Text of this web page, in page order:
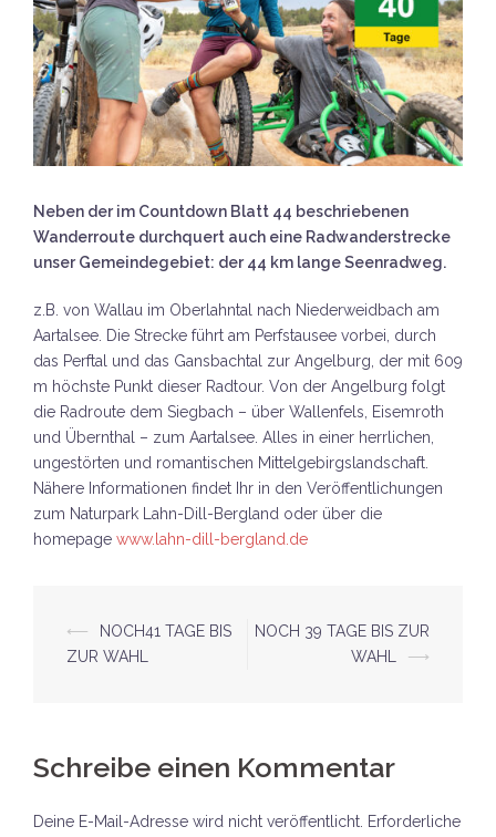
Neben der im Countdown Blatt 44 beschriebenen
Wanderroute durchquert auch eine Radwanderstrecke
unser Gemeindegebiet: der 44 km lange Seenradweg.
z.B. von Wallau im Oberlahntal nach Niederweidbach am
Aartalsee. Die Strecke führt am Perfstausee vorbei, durch
das Perftal und das Gansbachtal zur Angelburg, der mit 609
m höchste Punkt dieser Radtour. Von der Angelburg folgt
die Radroute dem Siegbach – über Wallenfels, Eisemroth
und Übernthal – zum Aartalsee. Alles in einer herrlichen,
ungestörten und romantischen Mittelgebirgslandschaft.
Nähere Informationen findet Ihr in den Veröffentlichungen
zum Naturpark Lahn-Dill-Bergland oder über die
homepage www.lahn-dill-bergland.de
Beitrags-
Navigation
⟵
NOCH41 TAGE BIS
ZUR WAHL
NOCH 39 TAGE BIS ZUR
WAHL
⟶
Schreibe einen Kommentar
Deine E-Mail-Adresse wird nicht veröffentlicht. Erforderliche